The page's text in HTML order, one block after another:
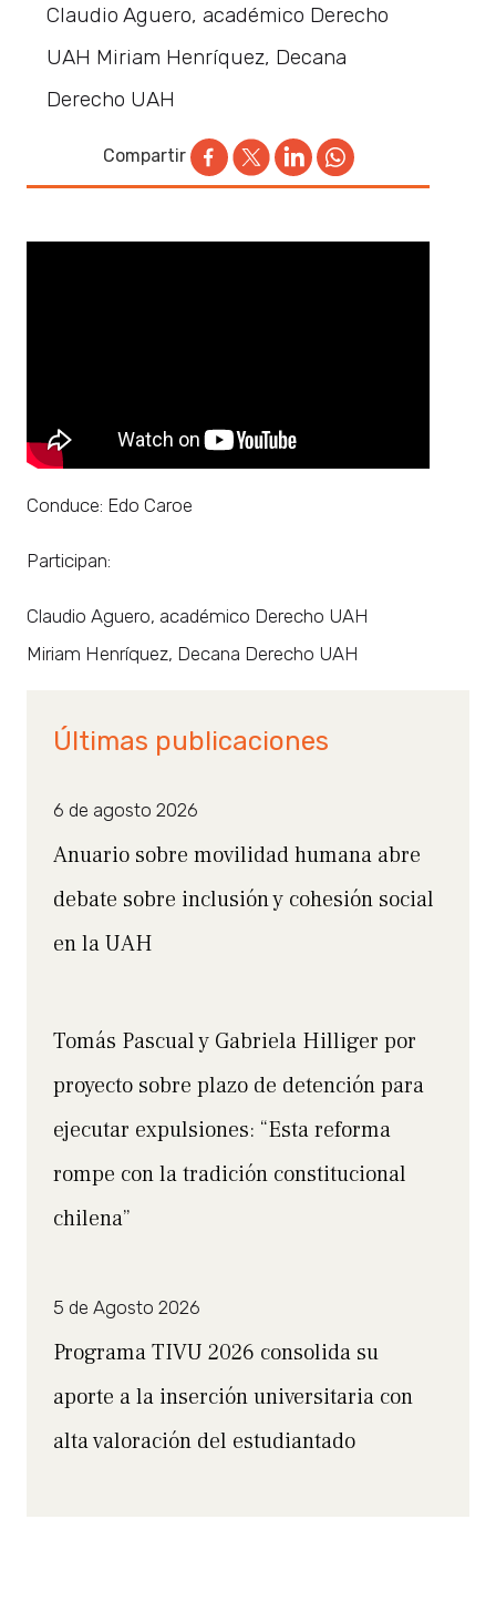
Claudio Aguero, académico Derecho
UAH Miriam Henríquez, Decana
Derecho UAH
Compartir
Conduce: Edo Caroe
Participan:
Claudio Aguero, académico Derecho UAH
Miriam Henríquez, Decana Derecho UAH
Últimas publicaciones
6 de agosto 2026
Anuario sobre movilidad humana abre
debate sobre inclusión y cohesión social
en la UAH
Tomás Pascual y Gabriela Hilliger por
proyecto sobre plazo de detención para
ejecutar expulsiones: “Esta reforma
rompe con la tradición constitucional
chilena”
5 de Agosto 2026
Programa TIVU 2026 consolida su
aporte a la inserción universitaria con
alta valoración del estudiantado